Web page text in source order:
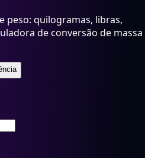
peso: quilogramas, libras,
de conversão de massa